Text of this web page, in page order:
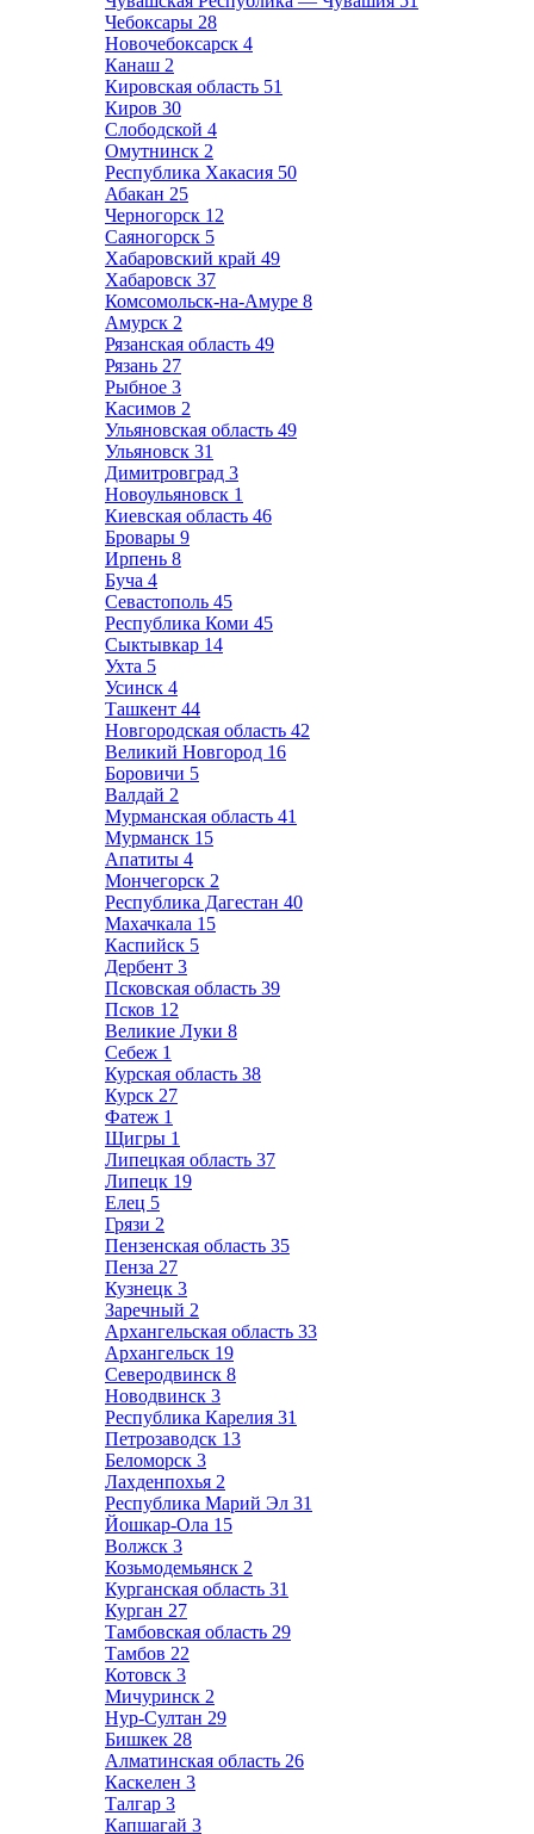
Чебоксары 28
Новочебоксарск 4
Канаш 2
Кировская область 51
Киров 30
Слободской 4
Омутнинск 2
Республика Хакасия 50
Абакан 25
Черногорск 12
Саяногорск 5
Хабаровский край 49
Хабаровск 37
Комсомольск-на-Амуре 8
Амурск 2
Рязанская область 49
Рязань 27
Рыбное 3
Касимов 2
Ульяновская область 49
Ульяновск 31
Димитровград 3
Новоульяновск 1
Киевская область 46
Бровары 9
Ирпень 8
Буча 4
Севастополь 45
Республика Коми 45
Сыктывкар 14
Ухта 5
Усинск 4
Ташкент 44
Новгородская область 42
Великий Новгород 16
Боровичи 5
Валдай 2
Мурманская область 41
Мурманск 15
Апатиты 4
Мончегорск 2
Республика Дагестан 40
Махачкала 15
Каспийск 5
Дербент 3
Псковская область 39
Псков 12
Великие Луки 8
Себеж 1
Курская область 38
Курск 27
Фатеж 1
Щигры 1
Липецкая область 37
Липецк 19
Елец 5
Грязи 2
Пензенская область 35
Пенза 27
Кузнецк 3
Заречный 2
Архангельская область 33
Архангельск 19
Северодвинск 8
Новодвинск 3
Республика Карелия 31
Петрозаводск 13
Беломорск 3
Лахденпохья 2
Республика Марий Эл 31
Йошкар-Ола 15
Волжск 3
Козьмодемьянск 2
Курганская область 31
Курган 27
Тамбовская область 29
Тамбов 22
Котовск 3
Мичуринск 2
Нур-Султан 29
Бишкек 28
Алматинская область 26
Каскелен 3
Талгар 3
Капшагай 3